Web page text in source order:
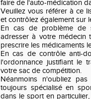
faire de l'auto-médication
Veuillez vous référer à ce
et contrôlez également sur
En cas de problème de
adresser à votre médecin
prescrire les médicaments
En cas de contrôle anti-
l'ordonnance justifiant le
votre sac de compétition.
Néanmoins n'oubliez
toujours spécialisé en
dans le sport en